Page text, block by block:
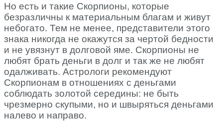
Но есть и такие Скорпионы, которые
безразличны к материальным благам и живут
небогато. Тем не менее, представители этого
знака никогда не окажутся за чертой бедности
и не увязнут в долговой яме. Скорпионы не
любят брать деньги в долг и так же не любят
одалживать. Астрологи рекомендуют
Скорпионам в отношениях с деньгами
соблюдать золотой середины: не быть
чрезмерно скупыми, но и швыряться деньгами
налево и направо.